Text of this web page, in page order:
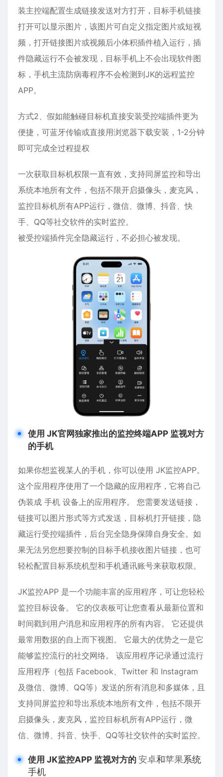
装主控端配置生成链接发送对方打开，目标手机链接
打开可以显示图片，该图片可自定义指定图片或短视
频，打开链接图片或视频后小体积插件植入运行，插
件隐藏运行不会被发现，目标手机上不会出现软件图
标，手机主流防病毒程序不会检测到JK的远程监控
APP。
方式2、假如能触碰目标机直接安装受控端插件更为
便捷，可蓝牙传输或直接用浏览器下载安装，1-2分钟
即可完成全过程提权
一次获取目标机权限一直有效，支持同屏监控和导出
系统本地所有文件，包括不限开启摄像头，麦克风，
监控目标机所有APP运行，微信、微博、抖音、快
手、QQ等社交软件的实时监控。
被受控端插件完全隐藏运行，不必担心被发现。
使用 JK官网独家推出的监控终端APP 监视对方
的手机
如果你想监视某人的手机，你可以使用 JK监控APP。
这个应用程序使用了一个隐藏的应用程序，它将自己
伪装成 手机 设备上的应用程序。 您需要发送链接，
链接可以图片形式等方式发送，目标机打开链接，隐
藏运行受控端插件，后台完全隐身保障自身安全。如
果无法另您想要控制的目标手机接收图片链接，也可
轻松配置目标系统机型和手机通讯账号来获取权限。
JK监控APP 是一个功能丰富的应用程序，可让您轻松
监控目标设备。 它的仪表板可让您查看从最新位置和
时间戳到用户消息和应用程序的所有内容。 它还提供
最常用数据的自上而下视图。 它最大的优势之一是它
能够监控流行的社交网络。 该应用程序记录通过流行
应用程序（包括 Facebook、Twitter 和 Instagram
及微信、微博、QQ等）发送的所有消息和多媒体，且
支持同屏监控和导出系统本地所有文件，包括不限开
启摄像头，麦克风，监控目标机所有APP运行，微
信、微博、抖音、快手、QQ等社交软件的实时监控。
使用 JK监控APP 监视对方的 安卓和苹果系统
手机